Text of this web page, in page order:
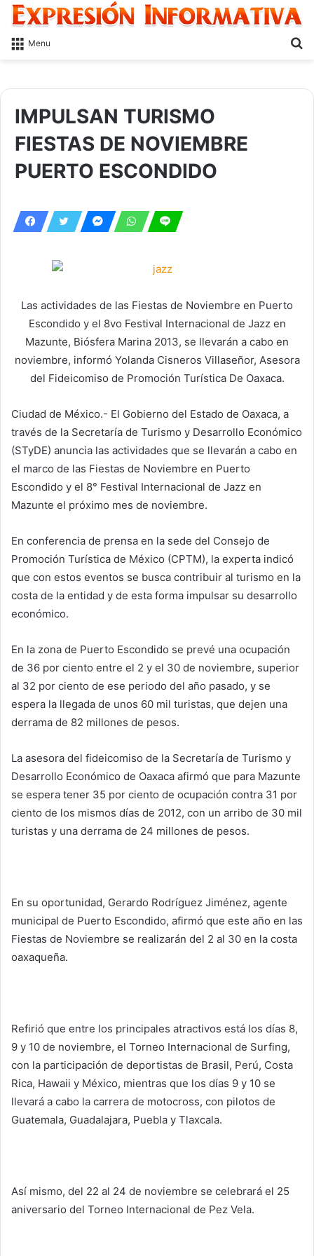
Menu
IMPULSAN TURISMO
FIESTAS DE NOVIEMBRE
PUERTO ESCONDIDO
Las actividades de las Fiestas de Noviembre en Puerto
Escondido y el 8vo Festival Internacional de Jazz en
Mazunte, Biósfera Marina 2013, se llevarán a cabo en
noviembre, informó Yolanda Cisneros Villaseñor, Asesora
del Fideicomiso de Promoción Turística De Oaxaca.
Ciudad de México.- El Gobierno del Estado de Oaxaca, a
través de la Secretaría de Turismo y Desarrollo Económico
(STyDE) anuncia las actividades que se llevarán a cabo en
el marco de las Fiestas de Noviembre en Puerto
Escondido y el 8° Festival Internacional de Jazz en
Mazunte el próximo mes de noviembre.
En conferencia de prensa en la sede del Consejo de
Promoción Turística de México (CPTM), la experta indicó
que con estos eventos se busca contribuir al turismo en la
costa de la entidad y de esta forma impulsar su desarrollo
económico.
En la zona de Puerto Escondido se prevé una ocupación
de 36 por ciento entre el 2 y el 30 de noviembre, superior
al 32 por ciento de ese periodo del año pasado, y se
espera la llegada de unos 60 mil turistas, que dejen una
derrama de 82 millones de pesos.
La asesora del fideicomiso de la Secretaría de Turismo y
Desarrollo Económico de Oaxaca afirmó que para Mazunte
se espera tener 35 por ciento de ocupación contra 31 por
ciento de los mismos días de 2012, con un arribo de 30 mil
turistas y una derrama de 24 millones de pesos.
En su oportunidad, Gerardo Rodríguez Jiménez, agente
municipal de Puerto Escondido, afirmó que este año en las
Fiestas de Noviembre se realizarán del 2 al 30 en la costa
oaxaqueña.
Refirió que entre los principales atractivos está los días 8,
9 y 10 de noviembre, el Torneo Internacional de Surfing,
con la participación de deportistas de Brasil, Perú, Costa
Rica, Hawaii y México, mientras que los días 9 y 10 se
llevará a cabo la carrera de motocross, con pilotos de
Guatemala, Guadalajara, Puebla y Tlaxcala.
Así mismo, del 22 al 24 de noviembre se celebrará el 25
aniversario del Torneo Internacional de Pez Vela.